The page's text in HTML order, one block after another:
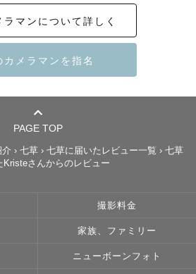
り添って考えることが得意なので撮
に安心感のある撮影を大切にしてい
いといわれます！（MBTIは提唱者
、理想のカットなどヒアリングし
間をつくりあげるように精一杯努力
ラマンについて詳しく
PAGE TOP
介 › 七草 › 七草に届いたレビュー一覧 › 七草
Kristeさんからのレビュー
撮影料金
家族、ファミリー
ニューボーンフォト